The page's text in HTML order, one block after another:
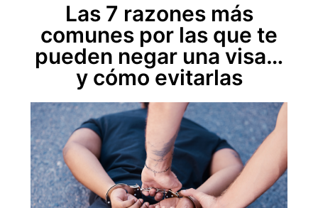
Las 7 razones más
comunes por las que te
pueden negar una visa…
y cómo evitarlas